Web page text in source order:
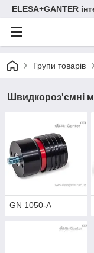
ELESA+GANTER
Групи товарів
Швидкороз'ємні
GN 1050-A